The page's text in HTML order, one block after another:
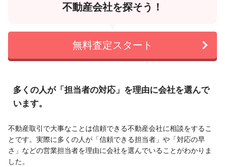
不動産会社を探そう！
無料査定スタート
多くの人が「担当者の対応」を理由に会社を選んで
います。
不動産取引で大事なことは信頼できる不動産会社に相談をするこ
とです。実際に多くの人が「信頼できる担当者」や「対応の早
さ」などの営業担当者を理由に会社を選んでいることがわかりま
した。